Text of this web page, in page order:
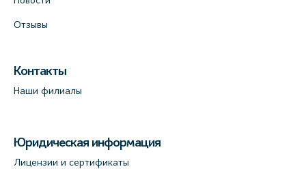
Отзывы
Контакты
Наши филиалы
Юридическая информация
Лицензии и сертификаты